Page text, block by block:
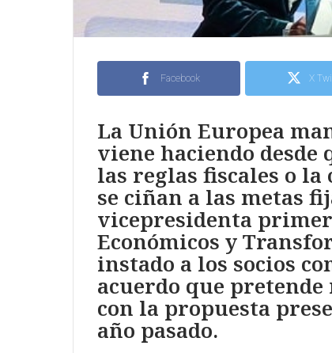
Facebook X
La Unión Europea
viene haciendo desde
las reglas fiscales o
se ciñan a las metas
vicepresidenta
Económicos y
instado a los socios
acuerdo que
con la propuesta
año pasado.